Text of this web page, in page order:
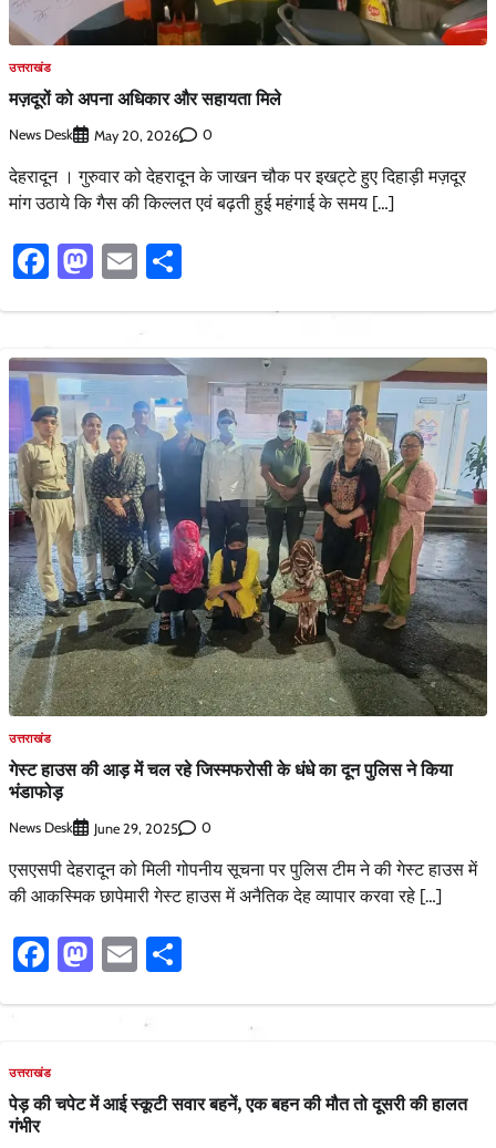
उत्तराखंड
मज़दूरों को अपना अधिकार और सहायता मिले
News Desk May 20, 2026 0
देहरादून । गुरुवार को देहरादून के जाखन चौक पर इखट्टे हुए दिहाड़ी मज़दूर
मांग उठाये कि गैस की किल्लत एवं बढ़ती हुई महंगाई के समय […]
Facebook
Mastodon
Email
उत्तराखंड
गेस्ट हाउस की आड़ में चल रहे जिस्मफरोसी के धंधे का दून पुलिस ने किया
भंडाफोड़
News Desk June 29, 2025 0
एसएसपी देहरादून को मिली गोपनीय सूचना पर पुलिस टीम ने की गेस्ट हाउस में
की आकस्मिक छापेमारी गेस्ट हाउस में अनैतिक देह व्यापार करवा रहे […]
Facebook
Mastodon
Email
उत्तराखंड
पेड़ की चपेट में आई स्कूटी सवार बहनें, एक बहन की मौत तो दूसरी की हालत
गंभीर